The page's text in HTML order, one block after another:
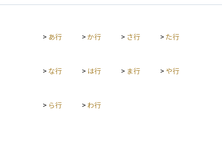
> あ行 >か行 > さ行 > た行
> な行 > は行 > ま行 > や行
> ら行 > わ行